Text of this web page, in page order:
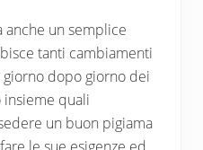
anche un semplice
tanti cambiamenti
dopo giorno dei
quali
un buon pigiama